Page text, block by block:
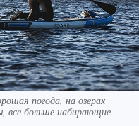
погода, на озерах
все больше набирающие